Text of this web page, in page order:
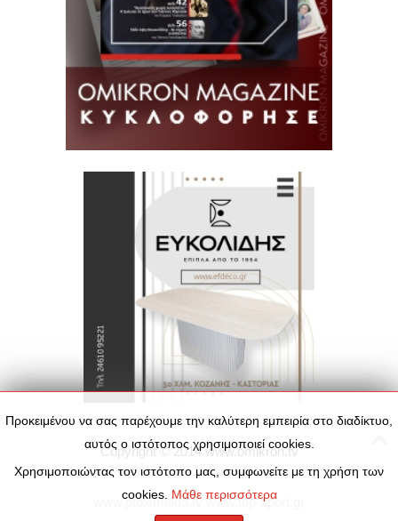
Προκειμένου να σας παρέχουμε την καλύτερη εμπειρία στο διαδίκτυο,
αυτός ο ιστότοπος χρησιμοποιεί cookies.
Χρησιμοποιώντας τον ιστότοπο μας, συμφωνείτε με τη χρήση των
cookies. Μάθε περισσότερα
Copyright © 2014www.omikron.tv
www.ptolemaida.tv www.top-sport.gr